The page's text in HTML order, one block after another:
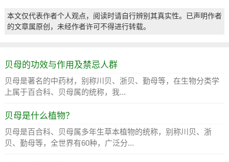
本文仅代表作者个人观点，阅读时请自行辨别其真实性。已声明作者
的文章属原创，未经作者许可不得进行转载。
贝母的功效与作用及禁忌人群
贝母是著名的中药材，别称川贝、浙贝、勤母等，在生物分类学
上属于百合科、贝母属的统称，我...
贝母是什么植物？
贝母是百合科、贝母属多年生草本植物的统称，别称川贝、浙
贝、勤母等，全世界有60种，广泛分...